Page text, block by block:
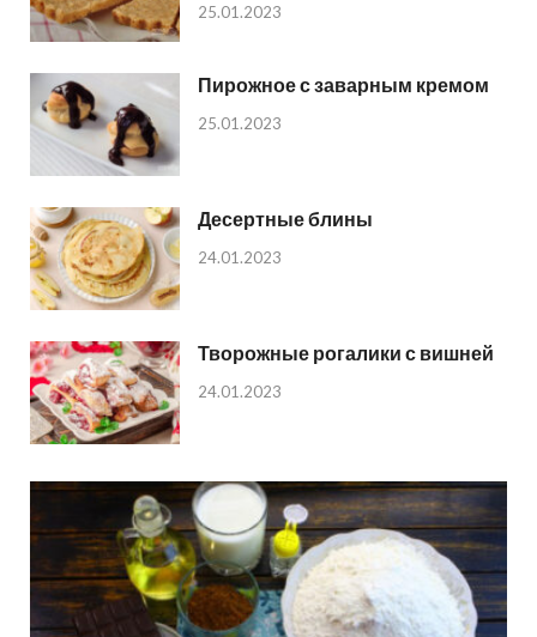
25.01.2023
Пирожное с заварным кремом
25.01.2023
Десертные блины
24.01.2023
Творожные рогалики с вишней
24.01.2023